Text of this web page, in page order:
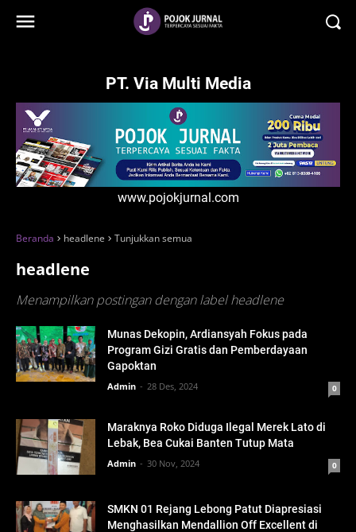
PT. Via Multi Media
www.pojokjurnal.com
Beranda headlene Tunjukkan semua
headlene
Menampilkan postingan dengan labelheadlene
Munas Dekopin, Ardiansyah Fokus pada
Program Gizi Gratis dan Pemberdayaan
Gapoktan
Admin 28 Des, 2024 0
Maraknya Roko Diduga Ilegal Merek Lato di
Lebak, Bea Cukai Banten Tutup Mata
Admin 30 Nov, 2024 0
SMKN 01 Rejang Lebong Patut Diapresiasi
Menghasilkan Mendallion Off Excellent di